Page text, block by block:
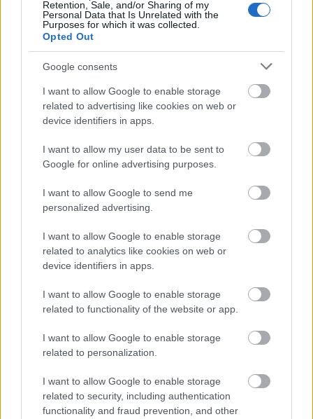
Retention, Sale, and/or Sharing of my
Personal Data that Is Unrelated with the
Purposes for which it was collected.
Opted Out
Google consents
I want to allow Google to enable storage
related to advertising like cookies on web or
device identifiers in apps.
I want to allow my user data to be sent to
Google for online advertising purposes.
I want to allow Google to send me
personalized advertising.
I want to allow Google to enable storage
related to analytics like cookies on web or
device identifiers in apps.
I want to allow Google to enable storage
related to functionality of the website or app.
I want to allow Google to enable storage
related to personalization.
I want to allow Google to enable storage
related to security, including authentication
functionality and fraud prevention, and other
Megjelent a Recorder magazin 134.
Recorder.hu • 2026. május 13.
aktuális terjesztési pontokat itt találod) vagy itt
házhoz rendelni a Recorder magazin 134. számát,
amelynek címlapján Gently da Spittah’ látható,
akinek júniusban jelenik meg a MegPestesült Álom
című lemeze. Lássuk, mi van még az ingyenes
újságban!